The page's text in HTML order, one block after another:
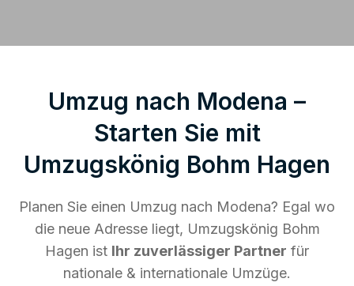
Umzug nach Modena –
Starten Sie mit
Umzugskönig Bohm Hagen
Planen Sie einen Umzug nach Modena? Egal wo
die neue Adresse liegt, Umzugskönig Bohm
Hagen ist Ihr zuverlässiger Partner für
nationale & internationale Umzüge.